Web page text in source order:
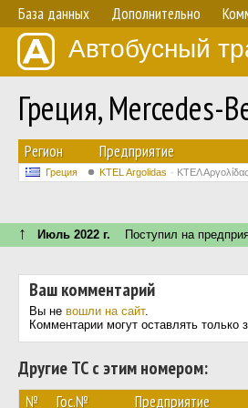
База данных Дополнительно
Автобусный
Греция,
Регион Предприятие
Греция KTEL Argolidas ΚΤΕΛ Αργολίδας
↑ Июль 2022 г. Поступил на
Ваш комментарий
Вы не вошли на сайт.
Комментарии могут оставлять только
Другие ТС с этим номером:
№ Гос.№ Предприятие